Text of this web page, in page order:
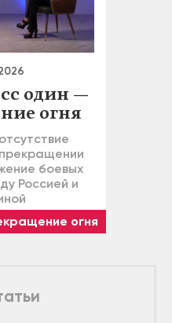
один —
огня
боевых
Россией и
огня